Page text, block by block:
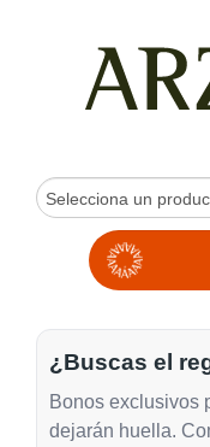
¿Buscas el
Bonos exclusivos
dejarán huella.